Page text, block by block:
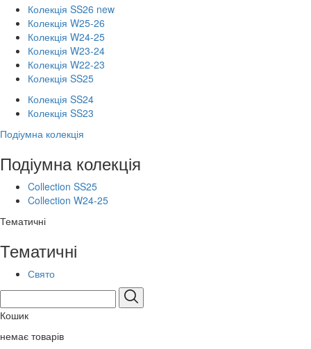
Колекція SS26 new
Колекція W25-26
Колекція W24-25
Колекція W23-24
Колекція W22-23
Колекція SS25
Колекція SS24
Колекція SS23
Подіумна колекція
Подіумна колекція
Collection SS25
Collection W24-25
Тематичні
Тематичні
Свято
Кошик
немає товарів